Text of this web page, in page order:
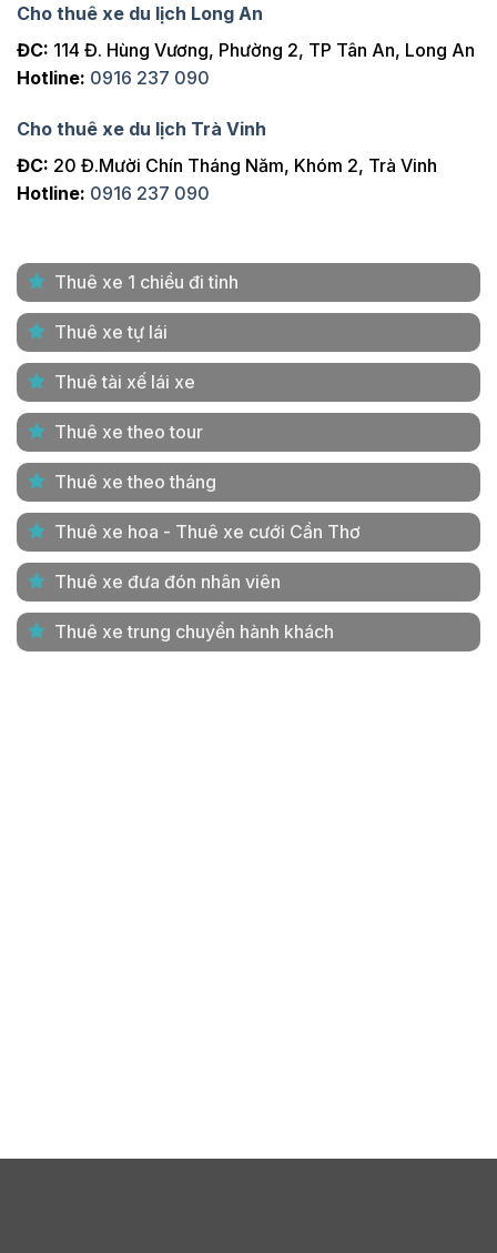
Cho thuê xe du lịch Long An
ĐC: 114 Đ. Hùng Vương, Phường 2, TP Tân An, Long An
Hotline: 0916 237 090
Cho thuê xe du lịch Trà Vinh
ĐC: 20 Đ.Mười Chín Tháng Năm, Khóm 2, Trà Vinh
Hotline: 0916 237 090
Thuê xe 1 chiều đi tỉnh
Thuê xe tự lái
Thuê tài xế lái xe
Thuê xe theo tour
Thuê xe theo tháng
Thuê xe hoa - Thuê xe cưới Cần Thơ
Thuê xe đưa đón nhân viên
Thuê xe trung chuyển hành khách